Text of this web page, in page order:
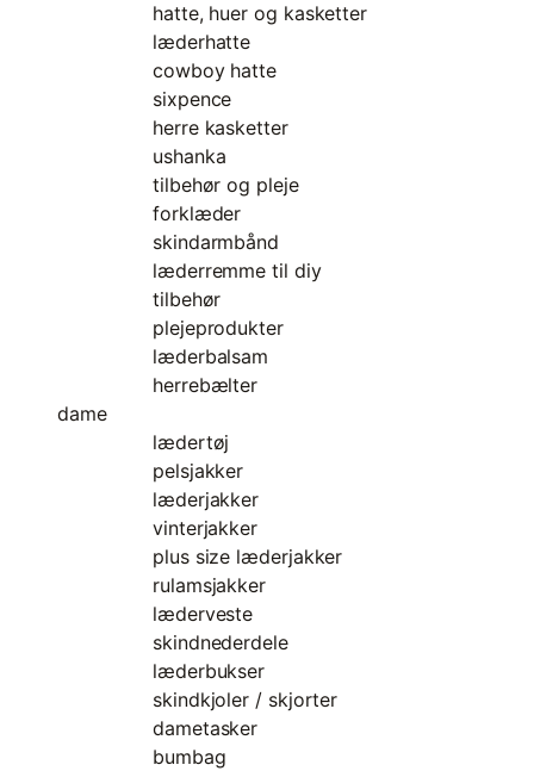
hatte, huer og kasketter
læderhatte
cowboy hatte
sixpence
herre kasketter
ushanka
tilbehør og pleje
forklæder
skindarmbånd
læderremme til diy
tilbehør
plejeprodukter
læderbalsam
herrebælter
dame
lædertøj
pelsjakker
læderjakker
vinterjakker
plus size læderjakker
rulamsjakker
læderveste
skindnederdele
læderbukser
skindkjoler / skjorter
dametasker
bumbag